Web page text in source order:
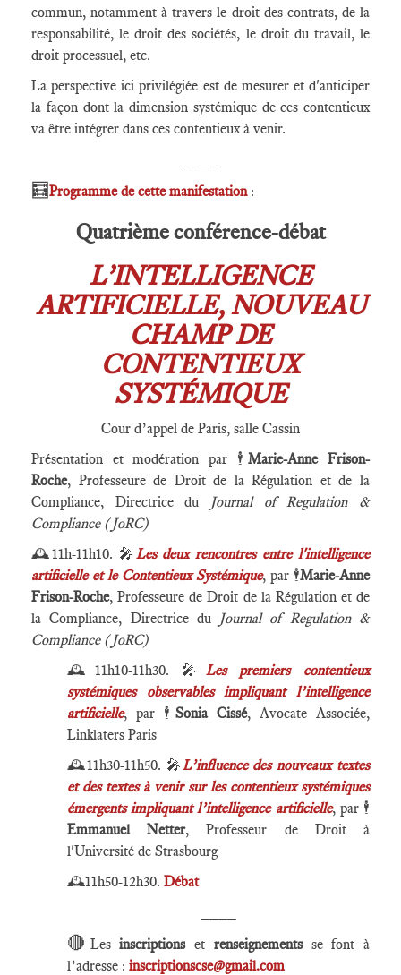
commun, notamment à travers le droit des contrats, de la
responsabilité, le droit des sociétés, le droit du travail, le
droit processuel, etc.
La perspective ici privilégiée est de mesurer et d'anticiper
la façon dont la dimension systémique de ces contentieux
va être intégrer dans ces contentieux à venir.
🧮Programme de cette manifestation:
Quatrième conférence-débat
L’INTELLIGENCE
ARTIFICIELLE, NOUVEAU
CHAMP DE
CONTENTIEUX
SYSTÉMIQUE
Cour d’appel de Paris, salle Cassin
Présentation et modération par 🕴️Marie-Anne Frison-
Roche, Professeure de Droit de la Régulation et de la
Compliance, Directrice du
Journal of Regulation &
Compliance (JoRC)
🕰️11h-11h10. 🎤 Les deux rencontres entre l'intelligence
artificielle et le Contentieux Systémique, par 🕴️Marie-Anne
Frison-Roche, Professeure de Droit de la Régulation et de
la Compliance, Directrice du Journal of Regulation &
Compliance (JoRC)
🕰️ 11h10-11h30. 🎤 Les premiers contentieux
systémiques observables impliquant l’intelligence
artificielle, par 🕴️ Sonia Cissé, Avocate Associée,
Linklaters Paris
🕰️11h30-11h50. 🎤L’influence des nouveaux textes
et des textes à venir sur les contentieux systémiques
émergents impliquant l’intelligence artificielle, par 🕴️
Emmanuel Netter, Professeur de Droit à
l'Université de Strasbourg
🕰️11h50-12h30. Débat
🔴 Lesinscriptionset renseignementsse font à
l’adresse : inscriptionscse@gmail.com